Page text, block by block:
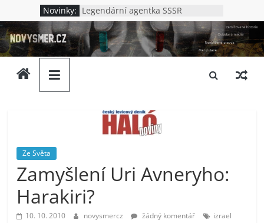
Přeskočit
na
obsah
Novinky: Legendární agentka SSSR
Jak to bylo v Oděse
Nová Chatyň – jak to bylo s
masakrem v Oděse
Lenin – německý špión?
novysmer.cz
Zamlčovaná
historie,
neoblíbená
Neslušnost
upadající
morálka.
Ptáme
se
Ze Světa
Zamyšlení Uri Avneryho:
Harakiri?
10. 10. 2010 novysmercz žádný komentář izrael